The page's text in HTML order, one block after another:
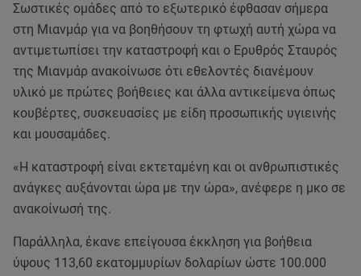
Σωστικές ομάδες από το εξωτερικό έφθασαν σήμερα
στη Μιανμάρ για να βοηθήσουν τη φτωχή αυτή χώρα να
αντιμετωπίσει την καταστροφή και ο Ερυθρός Σταυρός
της Μιανμάρ ανακοίνωσε ότι εθελοντές διανέμουν
υλικό με πρώτες βοήθειες και άλλα αντικείμενα όπως
κουβέρτες, συσκευασίες με είδη προσωπικής υγιεινής
και μουσαμάδες.
«Η καταστροφή είναι εκτεταμένη και οι ανθρωπιστικές
ανάγκες αυξάνονται ώρα με την ώρα», ανέφερε η μκο σε
ανακοίνωσή της.
Παράλληλα, έκανε επείγουσα έκκληση για βοήθεια
ύψους 113,60 εκατομμυρίων δολαρίων ώστε 100.000